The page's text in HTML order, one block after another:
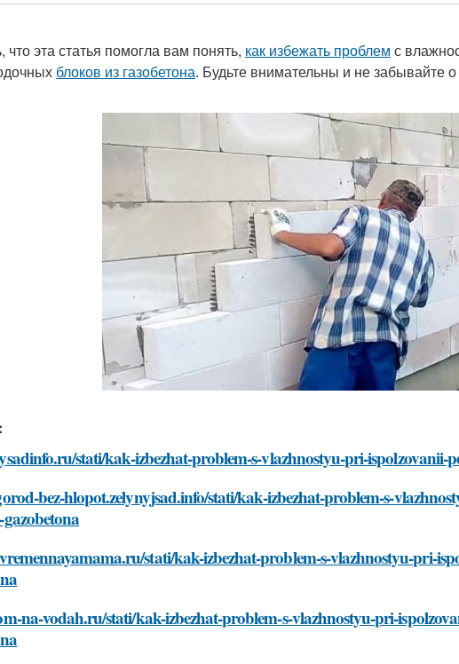
эта статья помогла вам понять, как избежать проблем с
блоков из газобетона. Будьте внимательны и не забывайте
stati/kak-izbezhat-problem-s-vlazhnostyu-pri-ispolzovanii-
bez-hlopot.zelynyjsad.info/stati/kak-izbezhat-problem-s-
stati/kak-izbezhat-problem-s-vlazhnostyu-pri-
na-vodah.ru/stati/kak-izbezhat-problem-s-vlazhnostyu-pri-